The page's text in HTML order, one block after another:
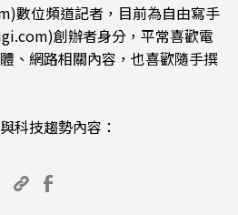
數位頻道記者，目前為自由寫手
創辦者身分，平常喜歡電
、網路相關內容，也喜歡隨手撰
科技趨勢內容：